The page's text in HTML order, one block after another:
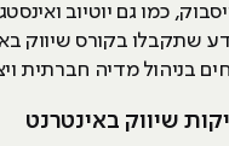
כמו גם יוטיוב
שתקבלו בקורס שיווק
בניהול מדיה חברתית
שיווק באינטרנט